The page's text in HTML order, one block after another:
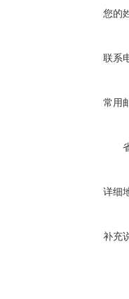
您的
联系
常用
详细
补充